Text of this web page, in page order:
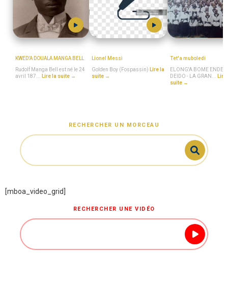
KWED'A DOUALA MANGA BELL
Rudolf Manga Bell est né le 24
avril 187... Lire la suite →
Lionel Messi
Golden Boy (Fospassin) Lire la
suite →
Tet'a muboledi
ELONG'A BOME
DEIDO - LA GRAN... Lire
suite →
RECHERCHER UN MORCEAU
[mboa_video_grid]
RECHERCHER UNE VIDÉO